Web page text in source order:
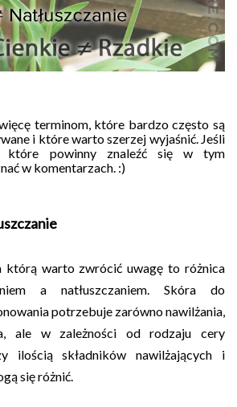
terminom, które bardzo często są
i które warto szerzej wyjaśnić. Jeśli
które powinny znaleźć się w tym
w komentarzach. :)
którą warto zwrócić uwagę to różnica
a natłuszczaniem. Skóra do
potrzebuje zarówno nawilżania,
ale w zależności od rodzaju cery
ilością składników nawilżających i
się różnić.